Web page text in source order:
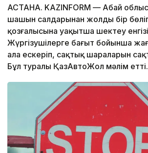
АСТАНА. KAZINFORM — Абай
шашын салдарынан жолдың бір
қозғалысына уақытша шектеу
Жүргізушілерге бағыт бойынша
ала ескеріп, сақтық шараларын
Бұл туралы ҚазАвтоЖол мәлім етті.